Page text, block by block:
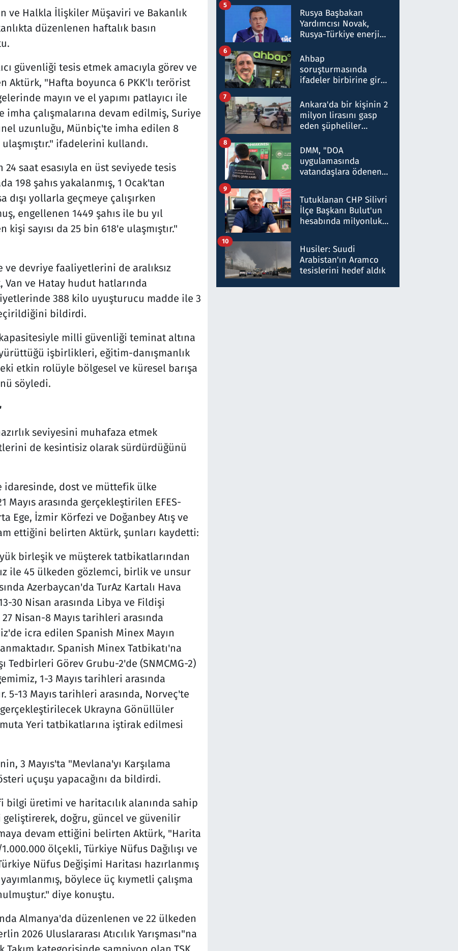
ve Halkla İlişkiler Müşaviri ve Bakanlık
düzenlenen haftalık basın
güvenliği tesis etmek amacıyla görev ve
"Hafta boyunca 6 PKK'lı terörist
mayın ve el yapımı patlayıcı ile
imha çalışmalarına devam edilmiş, Suriye
uzunluğu, Münbiç'te imha edilen 8
ifadelerini kullandı.
saat esasıyla en üst seviyede tesis
şahıs yakalanmış, 1 Ocak'tan
dışı yollarla geçmeye çalışırken
engellenen 1449 şahıs ile bu yıl
sayısı da 25 bin 618'e ulaşmıştır."
devriye faaliyetlerini de aralıksız
ve Hatay hudut hatlarında
388 kilo uyuşturucu madde ile 3
bildirdi.
kapasitesiyle milli güvenliği teminat altına
işbirlikleri, eğitim-danışmanlık
etkin rolüyle bölgesel ve küresel barışa
söyledi.
seviyesini muhafaza etmek
de kesintisiz olarak sürdürdüğünü
idaresinde, dost ve müttefik ülke
Mayıs arasında gerçekleştirilen EFES-
Ege, İzmir Körfezi ve Doğanbey Atış ve
ettiğini belirten Aktürk, şunları kaydetti:
birleşik ve müşterek tatbikatlarından
ile 45 ülkeden gözlemci, birlik ve unsur
Azerbaycan'da TurAz Kartalı Hava
30 Nisan arasında Libya ve Fildişi
Nisan-8 Mayıs tarihleri arasında
icra edilen Spanish Minex Mayın
Spanish Minex Tatbikatı'na
Tedbirleri Görev Grubu-2'de (SNMCMG-2)
1-3 Mayıs tarihleri arasında
5-13 Mayıs tarihleri arasında, Norveç'te
Ukrayna Gönüllüler
Yeri tatbikatlarına iştirak edilmesi
3 Mayıs'ta "Mevlana'yı Karşılama
uçuşu yapacağını da bildirdi.
üretimi ve haritacılık alanında sahip
doğru, güncel ve güvenilir
devam ettiğini belirten Aktürk, "Harita
ölçekli, Türkiye Nüfus Dağılışı ve
Nüfus Değişimi Haritası hazırlanmış
böylece üç kıymetli çalışma
diye konuştu.
Almanya'da düzenlenen ve 22 ülkeden
2026 Uluslararası Atıcılık Yarışması"na
Rusya Başbakan
Yardımcısı Novak,
Rusya-Türkiye enerji
nitelikte olduğunu
belirtti
5
Ahbap
soruşturmasında
ifadeler birbirine girdi:
ifadelerinden ortaya
çıkan tablo şok etti
6
Ankara'da bir kişinin 2
milyon lirasını gasp
eden şüpheliler
7
DMM, "DOA
uygulamasında
vatandaşlara ödenen
düşürüldüğü" iddiasını
yalanladı
8
Tutuklanan CHP Silivri
İlçe Başkanı Bulut'un
hesabında milyonluk
talimat verdi, ben
gönderdim
9
Husiler: Suudi
Arabistan'ın Aramco
tesislerini hedef aldık
10